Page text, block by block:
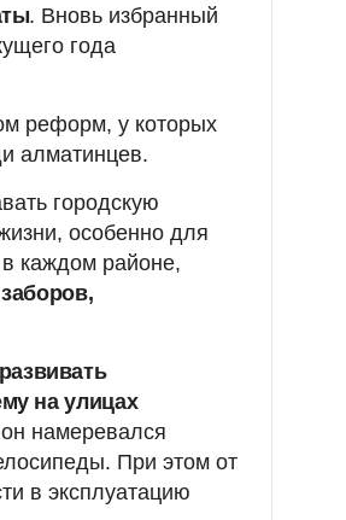
. Вновь избранный
года
реформ, у которых
алматинцев.
городскую
особенно для
каждом районе,
на улицах
намеревался
При этом от
в эксплуатацию